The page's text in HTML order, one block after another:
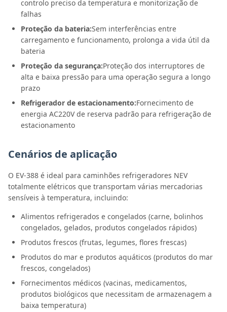
controlo preciso da temperatura e monitorização de
falhas
Proteção da bateria:Sem interferências entre
carregamento e funcionamento, prolonga a vida útil da
bateria
Proteção da segurança:Proteção dos interruptores de
alta e baixa pressão para uma operação segura a longo
prazo
Refrigerador de estacionamento:Fornecimento de
energia AC220V de reserva padrão para refrigeração de
estacionamento
Cenários de aplicação
O EV-388 é ideal para caminhões refrigeradores NEV
totalmente elétricos que transportam várias mercadorias
sensíveis à temperatura, incluindo:
Alimentos refrigerados e congelados (carne, bolinhos
congelados, gelados, produtos congelados rápidos)
Produtos frescos (frutas, legumes, flores frescas)
Produtos do mar e produtos aquáticos (produtos do mar
frescos, congelados)
Fornecimentos médicos (vacinas, medicamentos,
produtos biológicos que necessitam de armazenagem a
baixa temperatura)